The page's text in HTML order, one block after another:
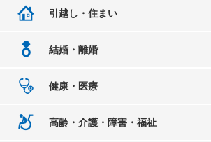
引越し・住まい
結婚・離婚
健康・医療
高齢・介護・障害・福祉